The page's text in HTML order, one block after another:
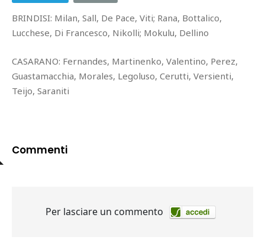
BRINDISI: Milan, Sall, De Pace, Viti; Rana, Bottalico,
Lucchese, Di Francesco, Nikolli; Mokulu, Dellino
CASARANO: Fernandes, Martinenko, Valentino, Perez,
Guastamacchia, Morales, Legoluso, Cerutti, Versienti,
Teijo, Saraniti
Commenti